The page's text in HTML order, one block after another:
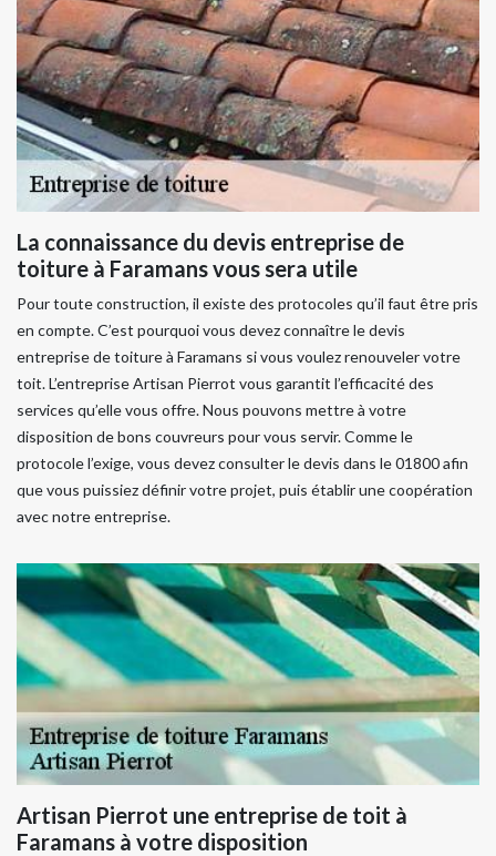
La connaissance du devis entreprise de
toiture à Faramans vous sera utile
Pour toute construction, il existe des protocoles qu’il faut être pris
en compte. C’est pourquoi vous devez connaître le devis
entreprise de toiture à Faramans si vous voulez renouveler votre
toit. L’entreprise Artisan Pierrot vous garantit l’efficacité des
services qu’elle vous offre. Nous pouvons mettre à votre
disposition de bons couvreurs pour vous servir. Comme le
protocole l’exige, vous devez consulter le devis dans le 01800 afin
que vous puissiez définir votre projet, puis établir une coopération
avec notre entreprise.
Artisan Pierrot une entreprise de toit à
Faramans à votre disposition